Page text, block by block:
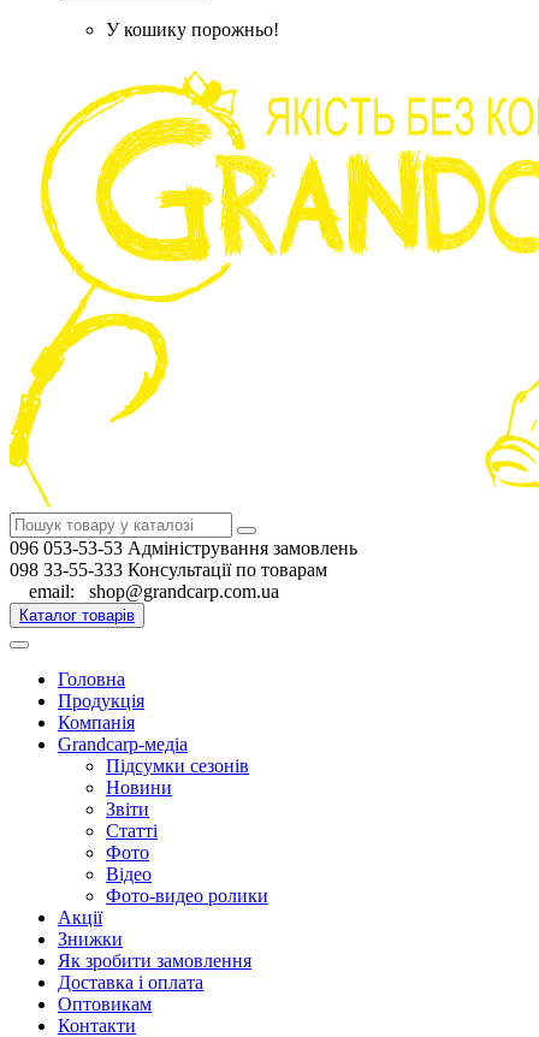
У кошику порожньо!
096 053-53-53 Адміністрування замовлень
098 33-55-333 Консультації по товарам
email: shop@grandcarp.com.ua
Каталог товарів
Головна
Продукція
Компанія
Grandcarp-медіа
Підсумки сезонів
Новини
Звіти
Статті
Фото
Відео
Фото-видео ролики
Акції
Знижки
Як зробити замовлення
Доставка і оплата
Оптовикам
Контакти